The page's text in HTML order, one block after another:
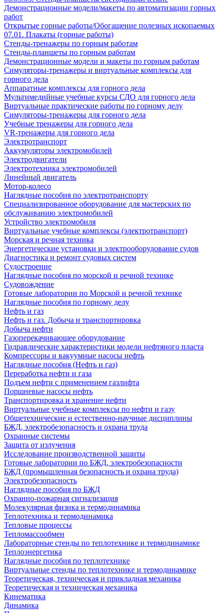
Демонстрационные модели/макеты по автоматизации горных
работ
Открытые горные работы/Обогащение полезных ископаемых
07.01. Плакаты (горные работы)
Стенды-тренажеры по горным работам
Стенды-планшеты по горным работам
Демонстрационные модели и макеты по горным работам
Симуляторы-тренажеры и виртуальные комплексы для
горного дела
Аппаратные комплексы для горного дела
Мультимедийные учебные курсы СДО для горного дела
Виртуальные практические работы по горному делу
Симуляторы-тренажеры для горного дела
Учебные тренажеры для горного дела
VR-тренажеры для горного дела
Электротранспорт
Аккумуляторы электромобилей
Электродвигатели
Электротехника электромобилей
Линейный двигатель
Мотор-колесо
Наглядные пособия по электротранспорту
Специализированное оборудование для мастерских по
обслуживанию электромобилей
Устройство электромобиля
Виртуальные учебные комплексы (электротранспорт)
Морская и речная техника
Энергетические установки и электрооборудование судов
Диагностика и ремонт судовых систем
Судостроение
Наглядные пособия по морской и речной технике
Судовождение
Готовые лаборатории по Морской и речной технике
Наглядные пособия по горному делу
Нефть и газ
Нефть и газ. Добыча и транспортировка
Добыча нефти
Газоперекачивающее оборудование
Гидравлические характеристики модели нефтяного пласта
Компрессоры и вакуумные насосы нефть
Наглядные пособия (Нефть и газ)
Переработка нефти и газа
Подъем нефти с применением газлифта
Поршневые насосы нефть
Транспортировка и хранение нефти
Виртуальные учебные комплексы по нефти и газу
Общетехнические и естественно-научные дисциплины
БЖД, электробезопасность и охрана труда
Охранные системы
Защита от излучения
Исследование производственной защиты
Готовые лаборатории по БЖД, электробезопасности
БЖД (промышленная безопасность и охрана труда)
Электробезопасность
Наглядные пособия по БЖД
Охранно-пожарная сигнализация
Молекулярная физика и термодинамика
Теплотехника и термодинамика
Тепловые процессы
Тепломассообмен
Лабораторные стенды по теплотехнике и термодинамике
Теплоэнергетика
Наглядные пособия по теплотехнике
Виртуальные стенды по теплотехнике и термодинамике
Теоретическая, техническая и прикладная механика
Теоретическая и техническая механика
Кинематика
Динамика